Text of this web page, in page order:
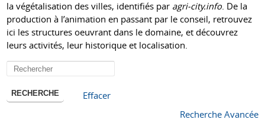
la végétalisation des villes, identifiés par agri-city.info. De la
production à l’animation en passant par le conseil, retrouvez
ici les structures oeuvrant dans le domaine, et découvrez
leurs activités, leur historique et localisation.
RECHERCHE
Effacer
Recherche Avancée